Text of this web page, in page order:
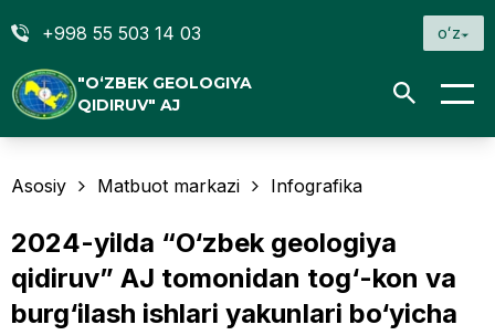
+998 55 503 14 03 oʻz
"O‘ZBEK GEOLOGIYA
QIDIRUV" AJ
Asosiy Matbuot markazi Infografika
2024-yilda “O‘zbek geologiya
qidiruv” AJ tomonidan tog‘-kon va
burg‘ilash ishlari yakunlari bo‘yicha